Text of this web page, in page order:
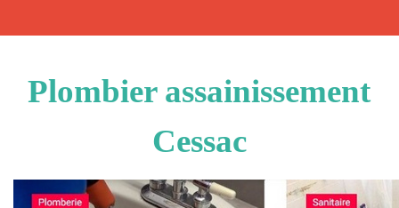
Plombier assainissement
Cessac